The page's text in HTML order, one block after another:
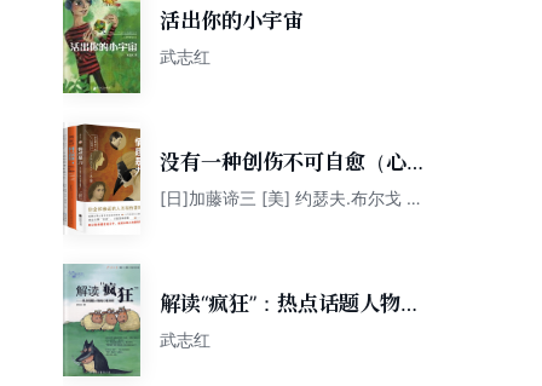
活出你的小宇宙
武志红
没有一种创伤不可自愈（心理
专家给你的亲近关系成长指
[日]加藤谛三 [美] 约瑟夫.布尔戈 武
解读“疯狂”：热点话题人物的
心理分析
武志红